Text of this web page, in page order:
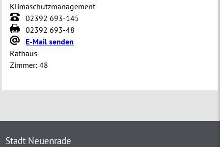
Klimaschutzmanagement
02392 693-145
02392 693-48
E-Mail senden
Rathaus
Zimmer: 48
Stadt Neuenrade